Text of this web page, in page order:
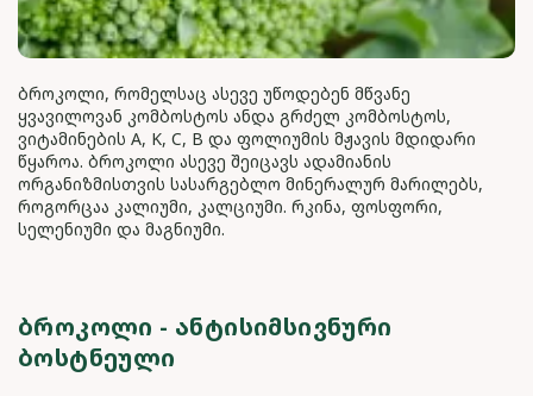
ბროკოლი, რომელსაც ასევე უწოდებენ მწვანე
ყვავილოვან კომბოსტოს ანდა გრძელ კომბოსტოს,
ვიტამინების A, K, C, B და ფოლიუმის მჟავის მდიდარი
წყაროა. ბროკოლი ასევე შეიცავს ადამიანის
ორგანიზმისთვის სასარგებლო მინერალურ მარილებს,
როგორცაა კალიუმი, კალციუმი. რკინა, ფოსფორი,
სელენიუმი და მაგნიუმი.
ᲑᲠᲝᲙᲝᲚᲘ - ᲐᲜᲢᲘᲡᲘᲛᲡᲘᲕᲜᲣᲠᲘ
ᲑᲝᲡᲢᲜᲔᲣᲚᲘ